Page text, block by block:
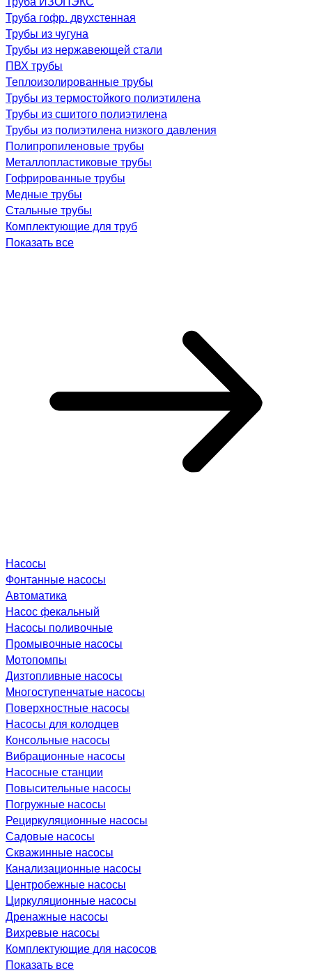
Труба гофр. двухстенная
Трубы из чугуна
Трубы из нержавеющей стали
ПВХ трубы
Теплоизолированные трубы
Трубы из термостойкого полиэтилена
Трубы из сшитого полиэтилена
Трубы из полиэтилена низкого давления
Полипропиленовые трубы
Металлопластиковые трубы
Гофрированные трубы
Медные трубы
Стальные трубы
Комплектующие для труб
Показать все
Насосы
Фонтанные насосы
Автоматика
Насос фекальный
Насосы поливочные
Промывочные насосы
Мотопомпы
Дизтопливные насосы
Многоступенчатые насосы
Поверхностные насосы
Насосы для колодцев
Консольные насосы
Вибрационные насосы
Насосные станции
Повысительные насосы
Погружные насосы
Рециркуляционные насосы
Садовые насосы
Скважинные насосы
Канализационные насосы
Центробежные насосы
Циркуляционные насосы
Дренажные насосы
Вихревые насосы
Комплектующие для насосов
Показать все